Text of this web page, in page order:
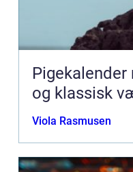
Pigekalender reklame, blikfang
og klassisk
Viola Rasmusen